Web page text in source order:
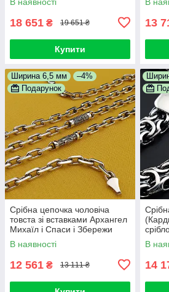
18 651 ₴ 19 651 ₴
Купити
см
13
Ширина 6,5 мм
–4%
Подарунок
Срібна цепочка чоловіча
товста зі вставками Архангел
Михаїл і Спаси і Збережи
освячена. Якірний ланцюг 55
см
В наявності
12 561 ₴ 13 111 ₴
60 см
В
14